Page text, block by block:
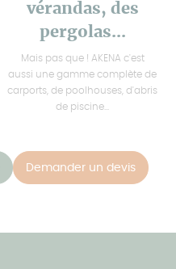
vérandas, des
pergolas...
Mais pas que ! AKENA c'est
aussi une gamme complète de
carports, de poolhouses, d'abris
de piscine...
Demander un devis